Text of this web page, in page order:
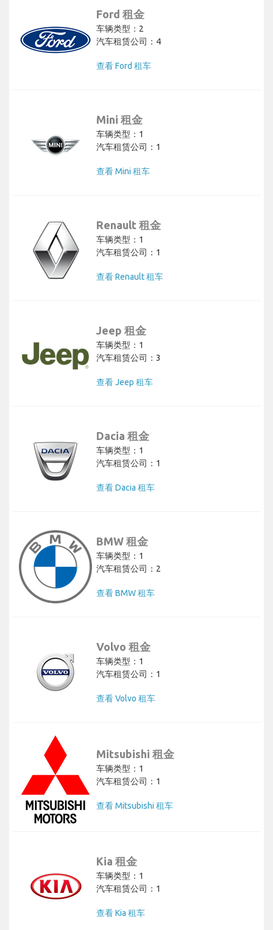
Ford 租金
车辆类型：2
汽车租赁公司：4
查看 Ford 租车
Mini 租金
车辆类型：1
汽车租赁公司：1
查看 Mini 租车
Renault 租金
车辆类型：1
汽车租赁公司：1
查看 Renault 租车
Jeep 租金
车辆类型：1
汽车租赁公司：3
查看 Jeep 租车
Dacia 租金
车辆类型：1
汽车租赁公司：1
查看 Dacia 租车
BMW 租金
车辆类型：1
汽车租赁公司：2
查看 BMW 租车
Volvo 租金
车辆类型：1
汽车租赁公司：1
查看 Volvo 租车
Mitsubishi 租金
车辆类型：1
汽车租赁公司：1
查看 Mitsubishi 租车
Kia 租金
车辆类型：1
汽车租赁公司：1
查看 Kia 租车